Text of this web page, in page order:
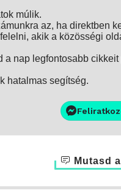
múlik.
az, ha direktben
akik a közösségi
a nap legfontosabb cikkeit
hatalmas segítség.
Mutasd